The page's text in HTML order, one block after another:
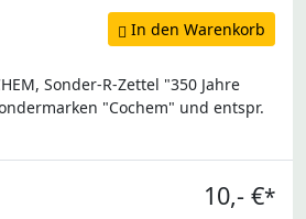
In den Warenkorb
Sonder-R-Zettel "350 Jahre
"Cochem" und entspr.
10,- €*